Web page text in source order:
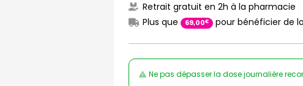
Retrait gratuit en 2h à la pharmacie
Plus que
69,00€ pour bénéficier de
Ne pas dépasser la dose journalière